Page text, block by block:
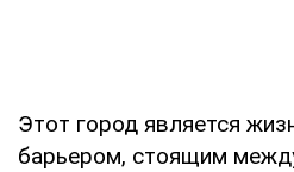
Этот город является
барьером, стоящим